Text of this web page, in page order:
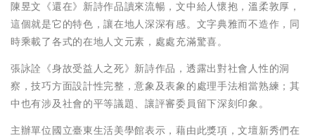
陳昱文《還在》新詩作品讀來流暢，文中給人懷抱，溫柔敦厚，
這個就是它的特色，讓在地人深深有感。文字典雅而不造作，同
時乘載了各式的在地人文元素，處處充滿驚喜。
張詠詮《身故受益人之死》新詩作品，透露出對社會人性的洞
察，技巧方面設計性完整，意象及表象的處理手法相當熟練；其
中也有涉及社會的平等議題、讓評審委員留下深刻印象。
主辦單位國立臺東生活美學館表示，藉由此獎項，文壇新秀們在